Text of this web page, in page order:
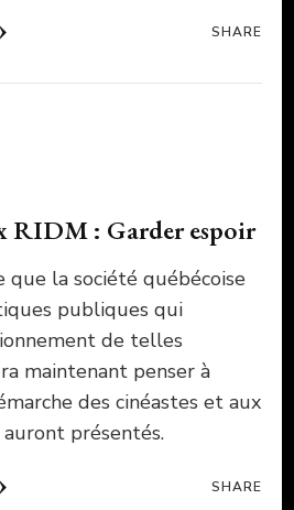
SHARE
RIDM : Garder espoir
la société québécoise
publiques qui
de telles
maintenant penser à
des cinéastes et aux
auront présentés.
SHARE